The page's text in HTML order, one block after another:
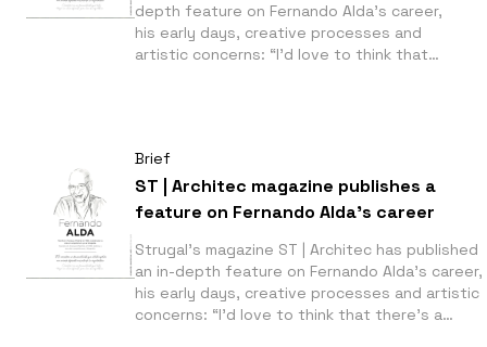
depth feature on Fernando Alda’s career,
his early days, creative processes and
artistic concerns: “I’d love to think that
Brief
ST | Architec magazine publishes a
feature on Fernando Alda’s career
Strugal’s magazine ST | Architec has published
an in-depth feature on Fernando Alda’s career,
his early days, creative processes and artistic
concerns: “I’d love to think that there’s a